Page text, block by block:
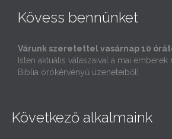
Kövess bennünket
Várunk szeretettel vasárnap 10
Isten aktuális válaszaival a mai emberek
Biblia örökérvényű üzeneteiből!
Következő alkalmaink